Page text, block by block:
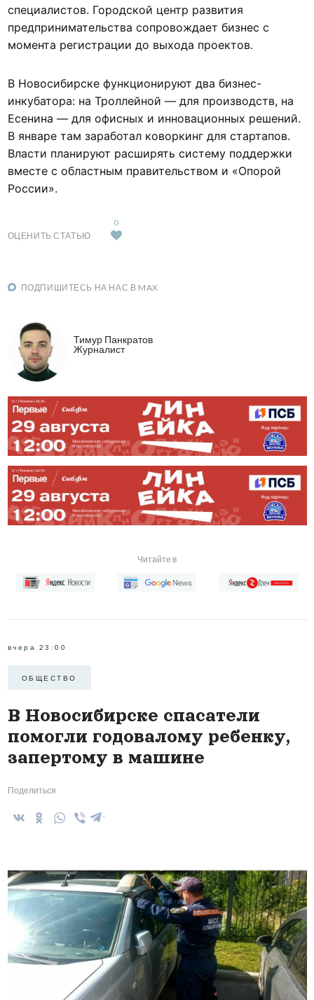
специалистов. Городской центр развития
предпринимательства сопровождает бизнес с
момента регистрации до выхода проектов.
В Новосибирске функционируют два бизнес-
инкубатора: на Троллейной — для производств, на
Есенина — для офисных и инновационных решений.
В январе там заработал коворкинг для стартапов.
Власти планируют расширять систему поддержки
вместе с областным правительством и «Опорой
России».
ОЦЕНИТЬ СТАТЬЮ
0
ПОДПИШИТЕСЬ НА НАС В MAX
Тимур Панкратов
Журналист
Читайте в
вчера 23:00
ОБЩЕСТВО
В Новосибирске спасатели
помогли годовалому ребенку,
запертому в машине
Поделиться